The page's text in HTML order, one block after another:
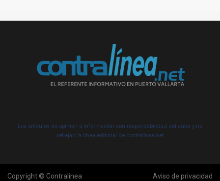
Los artículos de opinión e información son responsabilidad del autor y no
reflejan la línea editorial de contralínea.net
Copyright © Contralinea Aviso de privacidad